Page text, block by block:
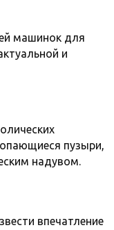
машинок для
и
пузыри,
надувом.
впечатление